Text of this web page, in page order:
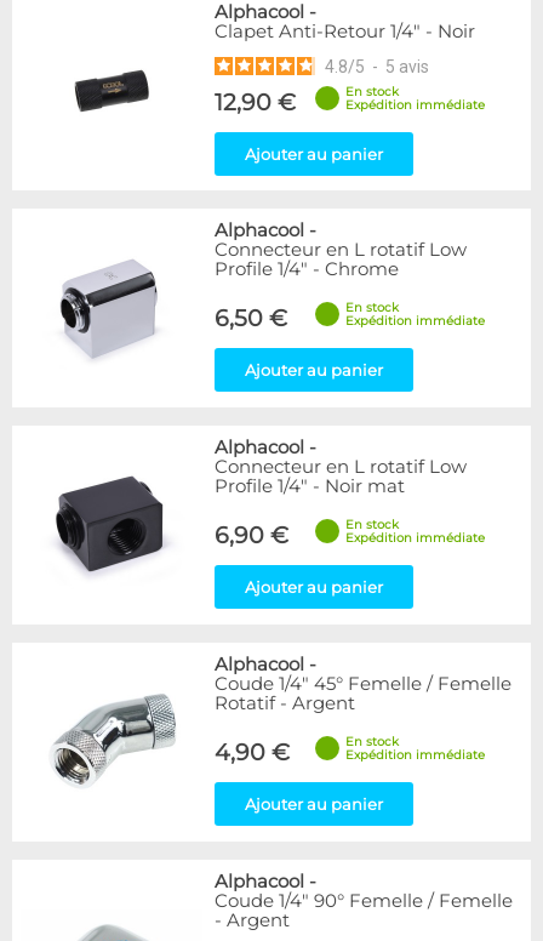
Alphacool -
Clapet Anti-Retour 1/4" - Noir
4.8/5 - 5 avis
12,90 €
En stock
Expédition immédiate
Ajouter au panier
Alphacool -
Connecteur en L rotatif Low
Profile 1/4" - Chrome
6,50 €
En stock
Expédition immédiate
Ajouter au panier
Alphacool -
Connecteur en L rotatif Low
Profile 1/4" - Noir mat
6,90 €
En stock
Expédition immédiate
Ajouter au panier
Alphacool -
Coude 1/4" 45° Femelle / Femelle
Rotatif - Argent
4,90 €
En stock
Expédition immédiate
Ajouter au panier
Alphacool -
Coude 1/4" 90° Femelle / Femelle
- Argent